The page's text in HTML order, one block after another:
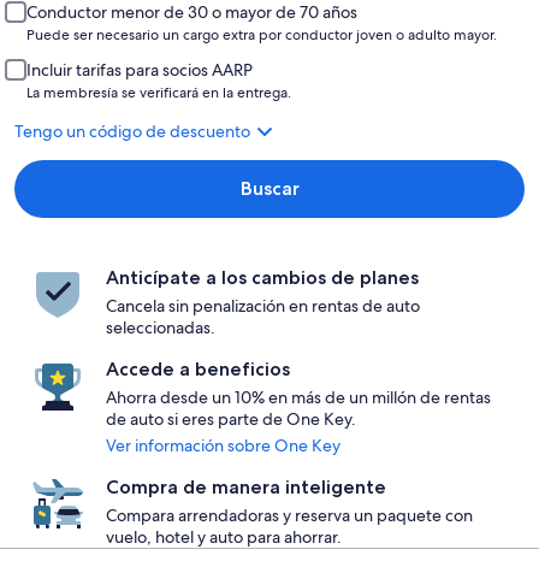
Conductor menor de 30 o mayor de 70 años
Puede ser necesario un cargo extra por conductor joven o adulto mayor.
Incluir tarifas para socios AARP
La membresía se verificará en la entrega.
Tengo un código de descuento
Buscar
Anticípate a los cambios de planes
Cancela sin penalización en rentas de auto
seleccionadas.
Accede a beneficios
Ahorra desde un 10% en más de un millón de rentas
de auto si eres parte de One Key.
Ver información sobre One Key
Compra de manera inteligente
Compara arrendadoras y reserva un paquete con
vuelo, hotel y auto para ahorrar.